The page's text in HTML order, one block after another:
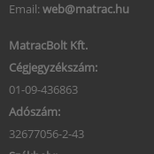
Email: web@matrac.hu
MatracBolt Kft.
Cégjegyzékszám:
01-09-436863
Adószám:
32677056-2-43